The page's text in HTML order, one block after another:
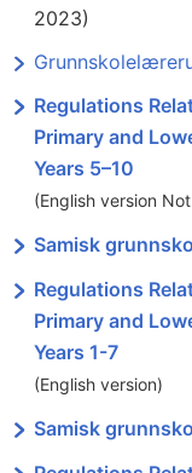
2023)
Regulations
Primary and
Years 5–10
(English version
Samisk
Regulations
Primary and
Years 1-7
(English version)
Samisk